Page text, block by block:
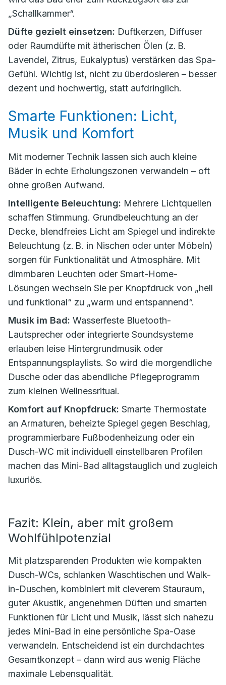
„Schallkammer“.
Düfte gezielt einsetzen: Duftkerzen, Diffuser
oder Raumdüfte mit ätherischen Ölen (z. B.
Lavendel, Zitrus, Eukalyptus) verstärken das Spa-
Gefühl. Wichtig ist, nicht zu überdosieren – besser
dezent und hochwertig, statt aufdringlich.
Smarte Funktionen: Licht,
Musik und Komfort
Mit moderner Technik lassen sich auch kleine
Bäder in echte Erholungszonen verwandeln – oft
ohne großen Aufwand.
Intelligente Beleuchtung: Mehrere Lichtquellen
schaffen Stimmung. Grundbeleuchtung an der
Decke, blendfreies Licht am Spiegel und indirekte
Beleuchtung (z. B. in Nischen oder unter Möbeln)
sorgen für Funktionalität und Atmosphäre. Mit
dimmbaren Leuchten oder Smart-Home-
Lösungen wechseln Sie per Knopfdruck von „hell
und funktional“ zu „warm und entspannend“.
Musik im Bad: Wasserfeste Bluetooth-
Lautsprecher oder integrierte Soundsysteme
erlauben leise Hintergrundmusik oder
Entspannungsplaylists. So wird die morgendliche
Dusche oder das abendliche Pflegeprogramm
zum kleinen Wellnessritual.
Komfort auf Knopfdruck: Smarte Thermostate
an Armaturen, beheizte Spiegel gegen Beschlag,
programmierbare Fußbodenheizung oder ein
Dusch-WC mit individuell einstellbaren Profilen
machen das Mini-Bad alltagstauglich und zugleich
luxuriös.
Fazit: Klein, aber mit großem
Wohlfühlpotenzial
Mit platzsparenden Produkten wie kompakten
Dusch-WCs, schlanken Waschtischen und Walk-
in-Duschen, kombiniert mit cleverem Stauraum,
guter Akustik, angenehmen Düften und smarten
Funktionen für Licht und Musik, lässt sich nahezu
jedes Mini-Bad in eine persönliche Spa-Oase
verwandeln. Entscheidend ist ein durchdachtes
Gesamtkonzept – dann wird aus wenig Fläche
maximale Lebensqualität.